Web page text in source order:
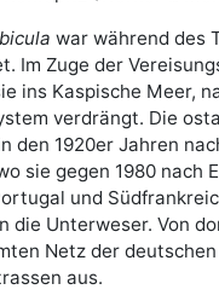
war während des
Im Zuge der
ins Kaspische Meer,
verdrängt. Die
den 1920er Jahren
sie gegen 1980 nach
und
die Unterweser. Von
Netz der deutschen
aus.